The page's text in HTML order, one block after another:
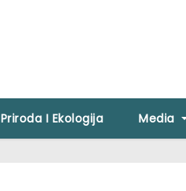
Priroda I Ekologija Media